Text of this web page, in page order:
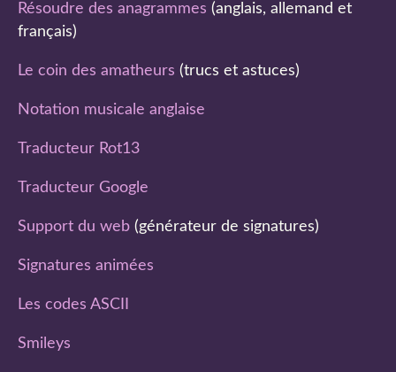
Résoudre des anagrammes (anglais, allemand et
français)
Le coin des amatheurs (trucs et astuces)
Notation musicale anglaise
Traducteur Rot13
Traducteur Google
Support du web (générateur de signatures)
Signatures animées
Les codes ASCII
Smileys